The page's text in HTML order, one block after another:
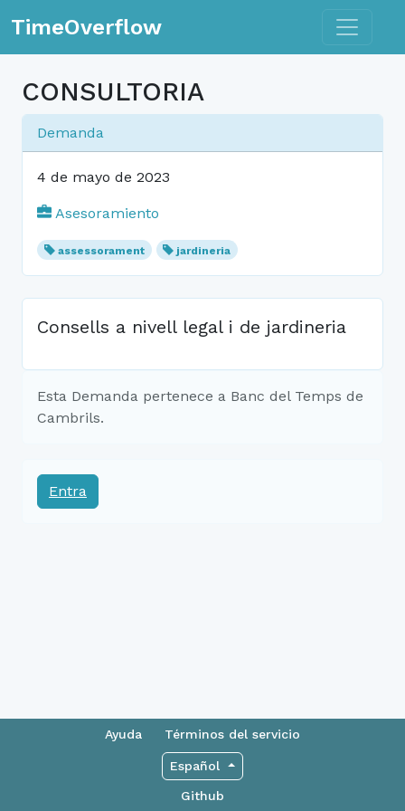
TimeOverflow Toggle
CONSULTORIA
Demanda
4 de mayo de 2023
Asesoramiento
assessorament jardineria
Consells a nivell legal i de jardineria
Esta Demanda pertenece a Banc del Temps de
Cambrils.
Entra
Ayuda Términos del servicio
Español
Github